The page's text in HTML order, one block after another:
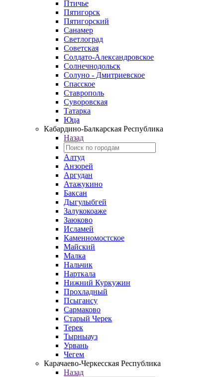
Птичье
Пятигорск
Пятигорский
Санамер
Светлоград
Советская
Солдато-Александровское
Солнечнодольск
Солуно - Дмитриевское
Спасское
Ставрополь
Суворовская
Татарка
Юца
Кабардино‑Балкарская Республика
Назад
Алтуд
Анзорей
Аргудан
Атажукино
Баксан
Дыгулыбгей
Залукокоаже
Заюково
Исламей
Каменномостское
Майский
Малка
Нальчик
Нарткала
Нижний Куркужин
Прохладный
Псыгансу
Сармаково
Старый Черек
Терек
Тырныауз
Урвань
Чегем
Карачаево-Черкесская Республика
Назад